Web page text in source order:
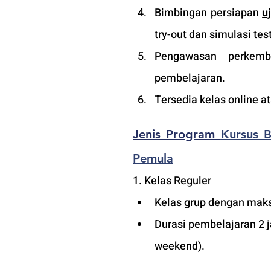
Bimbingan persiapan
try-out dan simulasi
Pengawasan
pembelajaran.
Tersedia kelas online
Jenis Program Kursus
Pemula
1. Kelas Reguler
Kelas grup dengan
Durasi pembelajaran 2
weekend).